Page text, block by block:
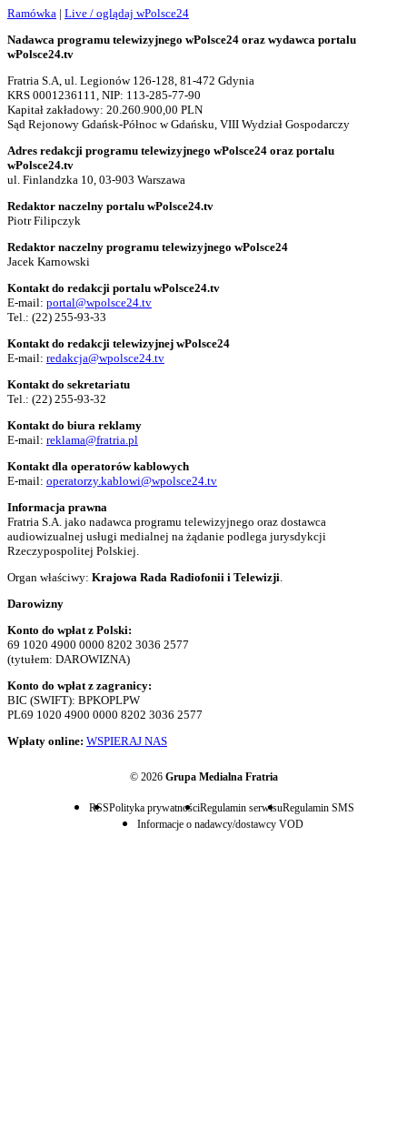
Ramówka | Live / oglądaj wPolsce24
Nadawca programu telewizyjnego wPolsce24 oraz wydawca portalu
wPolsce24.tv
Fratria S.A, ul. Legionów 126-128, 81-472 Gdynia
KRS 0001236111, NIP: 113-285-77-90
Kapitał zakładowy: 20.260.900,00 PLN
Sąd Rejonowy Gdańsk-Północ w Gdańsku, VIII Wydział Gospodarczy
Adres redakcji programu telewizyjnego wPolsce24 oraz portalu
wPolsce24.tv
ul. Finlandzka 10, 03-903 Warszawa
Redaktor naczelny portalu wPolsce24.tv
Piotr Filipczyk
Redaktor naczelny programu telewizyjnego wPolsce24
Jacek Karnowski
Kontakt do redakcji portalu wPolsce24.tv
E-mail: portal@wpolsce24.tv
Tel.: (22) 255-93-33
Kontakt do redakcji telewizyjnej wPolsce24
E-mail: redakcja@wpolsce24.tv
Kontakt do sekretariatu
Tel.: (22) 255-93-32
Kontakt do biura reklamy
E-mail: reklama@fratria.pl
Kontakt dla operatorów kablowych
E-mail: operatorzy.kablowi@wpolsce24.tv
Informacja prawna
Fratria S.A. jako nadawca programu telewizyjnego oraz dostawca
audiowizualnej usługi medialnej na żądanie podlega jurysdykcji
Rzeczypospolitej Polskiej.
Organ właściwy: Krajowa Rada Radiofonii i Telewizji
Darowizny
Konto do wpłat z Polski:
69 1020 4900 0000 8202 3036 2577
(tytułem: DAROWIZNA)
Konto do wpłat z zagranicy:
BIC (SWIFT): BPKOPLPW
PL69 1020 4900 0000 8202 3036 2577
Wpłaty online: WSPIERAJ NAS
© 2026 Grupa Medialna Fratria
RSSPolityka prywatnościRegulamin serwisuRegulamin SMS
Informacje o nadawcy/dostawcy VOD